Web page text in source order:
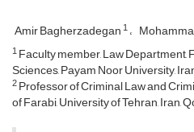
Amir Bagherzadegan1
1Faculty member, Law Department,
Sciences, Payam Noor University,
2Professor of Criminal Law and
of Farabi, University of Tehran, Iran,